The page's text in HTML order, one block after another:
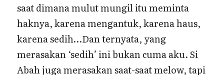
saat dimana mulut mungil itu meminta
haknya, karena mengantuk, karena haus,
karena sedih…Dan ternyata, yang
merasakan ‘sedih’ ini bukan cuma aku. Si
Abah juga merasakan saat-saat melow, tapi